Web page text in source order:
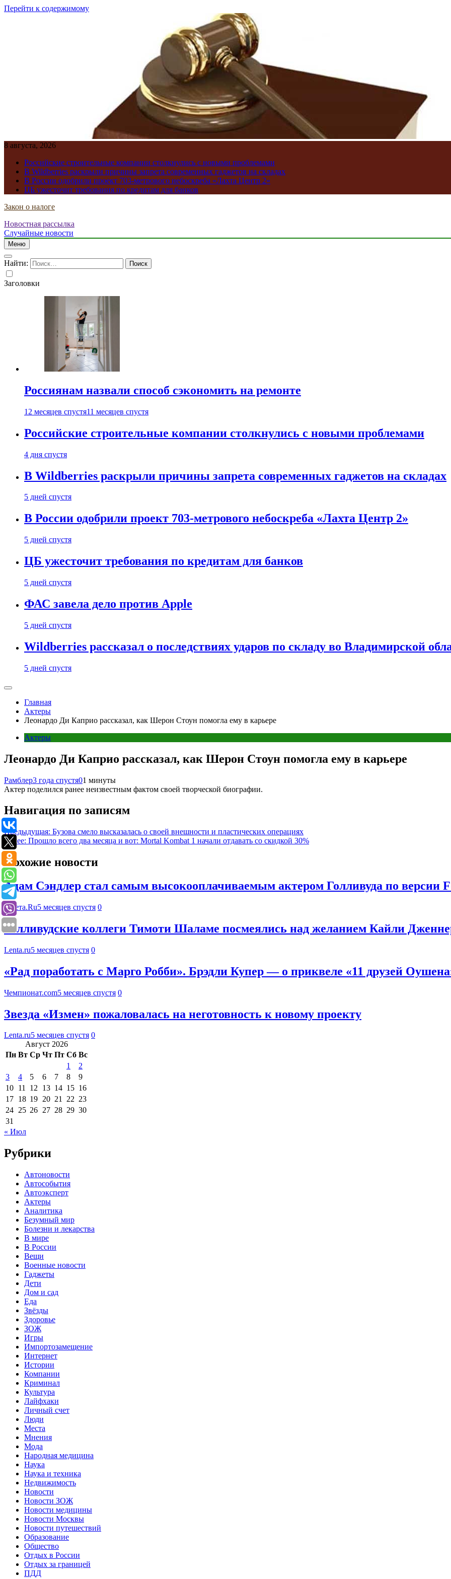
Перейти к содержимому
8 августа, 2026
Российские строительные компании столкнулись с новыми проблемами
В Wildberries раскрыли причины запрета современных гаджетов на складах
В России одобрили проект 703-метрового небоскреба «Лахта Центр 2»
ЦБ ужесточит требования по кредитам для банков
Закон о налоге
Новостная рассылка
Случайные новости
Меню
Найти:
Заголовки
Россиянам назвали способ сэкономить на ремонте
12 месяцев спустя11 месяцев спустя
Российские строительные компании столкнулись с новыми проблемами
4 дня спустя
В Wildberries раскрыли причины запрета современных гаджетов на складах
5 дней спустя
В России одобрили проект 703-метрового небоскреба «Лахта Центр 2»
5 дней спустя
ЦБ ужесточит требования по кредитам для банков
5 дней спустя
ФАС завела дело против Apple
5 дней спустя
Wildberries рассказал о последствиях ударов по складу во Владимирской
5 дней спустя
Главная
Актеры
Леонардо Ди Каприо рассказал, как Шерон Стоун помогла ему в карьере
Актеры
Леонардо Ди Каприо рассказал, как Шерон Стоун помогла ему в карьере
Рамблер3 года спустя01 минуты
Актер поделился ранее неизвестным фактом своей творческой биографии.
Навигация по записям
Предыдущая: Бузова смело высказалась о своей внешности и пластических операциях
Далее: Прошло всего два месяца и вот: Mortal Kombat 1 начали отдавать со скидкой 30%
Похожие новости
Адам Сэндлер стал самым высокооплачиваемым актером Голливуда по версии
Газета.Ru5 месяцев спустя 0
Голливудские коллеги Тимоти Шаламе посмеялись над желанием Кайли
Lenta.ru5 месяцев спустя 0
«Рад поработать с Марго Робби». Брэдли Купер — о приквеле «11 друзей
Чемпионат.com5 месяцев спустя 0
Звезда «Измен» пожаловалась на неготовность к новому проекту
Lenta.ru5 месяцев спустя 0
Август 2026
Пн Вт Ср Чт Пт Сб Вс
1
2
3
4 5 6 7 8
9
10 11 12 13 14 15 16
17 18 19 20 21 22 23
24 25 26 27 28 29 30
31
« Июл
Рубрики
Автоновости
Автособытия
Автоэксперт
Актеры
Аналитика
Безумный мир
Болезни и лекарства
В мире
В России
Вещи
Военные новости
Гаджеты
Дети
Дом и сад
Еда
Звёзды
Здоровье
ЗОЖ
Игры
Импортозамещение
Интернет
Истории
Компании
Криминал
Культура
Лайфхаки
Личный счет
Люди
Места
Мнения
Мода
Народная медицина
Наука
Наука и техника
Недвижимость
Новости
Новости ЗОЖ
Новости медицины
Новости Москвы
Новости путешествий
Образование
Общество
Отдых в России
Отдых за границей
ПДД